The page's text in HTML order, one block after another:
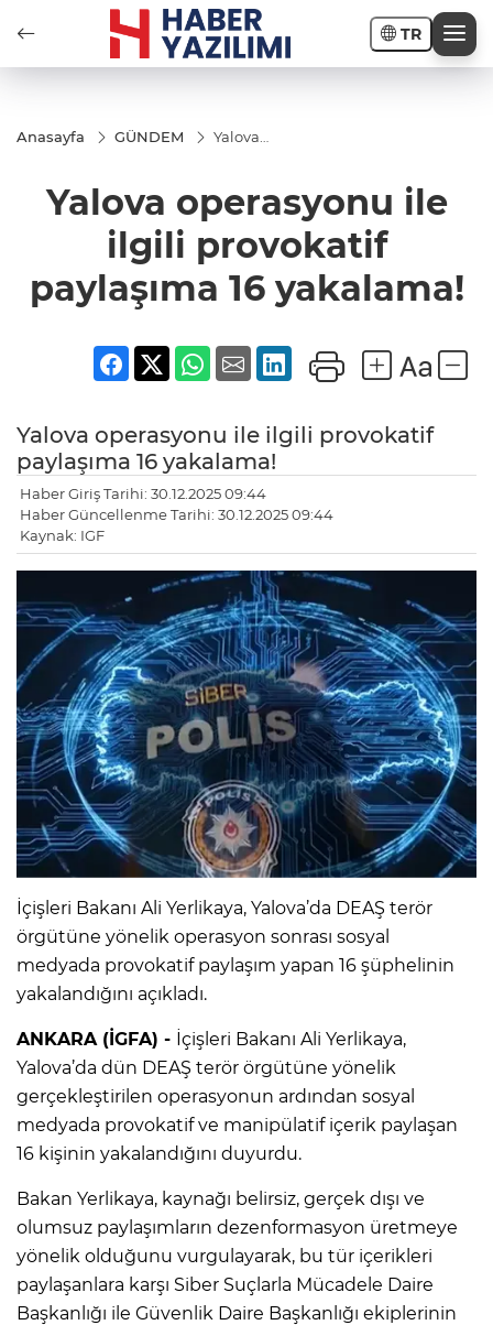
TR
Anasayfa GÜNDEM
Yalova
paylaşıma
yakalama!
Yalova operasyonu ile
ilgili provokatif
paylaşıma 16 yakalama!
Yalova operasyonu ile ilgili provokatif
paylaşıma 16 yakalama!
Haber Giriş Tarihi: 30.12.2025 09:44
Haber Güncellenme Tarihi: 30.12.2025 09:44
Kaynak: IGF
İçişleri Bakanı Ali Yerlikaya, Yalova’da DEAŞ terör
örgütüne yönelik operasyon sonrası sosyal
medyada provokatif paylaşım yapan 16 şüphelinin
yakalandığını açıkladı.
ANKARA (İGFA) - İçişleri Bakanı Ali Yerlikaya,
Yalova’da dün DEAŞ terör örgütüne yönelik
gerçekleştirilen operasyonun ardından sosyal
medyada provokatif ve manipülatif içerik paylaşan
16 kişinin yakalandığını duyurdu.
Bakan Yerlikaya, kaynağı belirsiz, gerçek dışı ve
olumsuz paylaşımların dezenformasyon üretmeye
yönelik olduğunu vurgulayarak, bu tür içerikleri
paylaşanlara karşı Siber Suçlarla Mücadele Daire
Başkanlığı ile Güvenlik Daire Başkanlığı ekiplerinin